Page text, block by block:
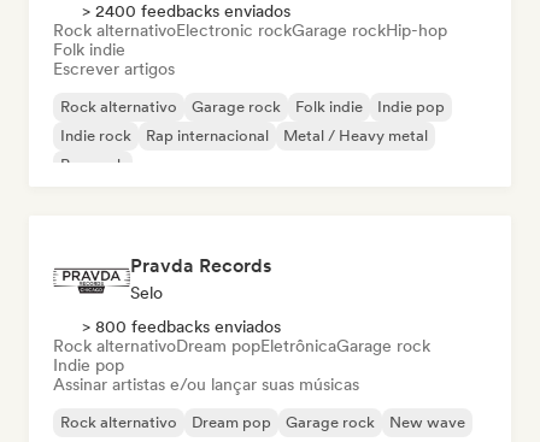
> 2400 feedbacks enviados
Rock alternativoElectronic rockGarage rockHip-hop
Folk indie
Escrever artigos
Rock alternativo Garage rock Folk indie
Indie pop
Indie rock
Rap internacional
Metal / Heavy metal
Pop rock
Pravda Records
Selo
> 800 feedbacks enviados
Rock alternativoDream popEletrônicaGarage rock
Indie pop
Assinar artistas e/ou lançar suas músicas
Rock alternativo Dream pop Garage rock
New wave